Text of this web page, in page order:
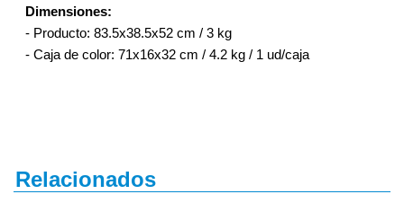
Dimensiones:
- Producto: 83.5x38.5x52cm / 3 kg
- Caja de color: 71x16x32 cm / 4.2 kg / 1 ud/caja
Relacionados